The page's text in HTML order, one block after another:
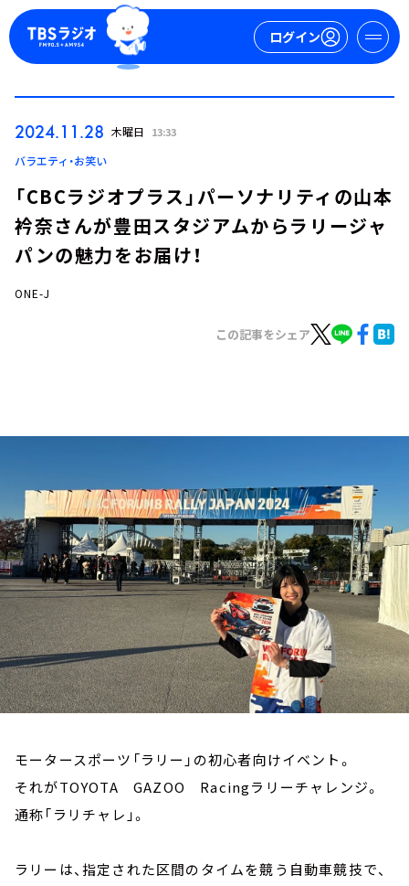
ログイン
ログイン
イベント・グッズ
会社情報
2024.11.28 木曜日 13:33
バラエティ・お笑い
「CBCラジオプラス」パーソナリティの山本
衿奈さんが豊田スタジアムからラリージャ
パンの魅力をお届け！
ONE-J
この記事をシェア
モータースポーツ「ラリー」の初心者向けイベント。
それがTOYOTA GAZOO Racingラリーチャレンジ。
通称「ラリチャレ」。
ラリーは、指定された区間のタイムを競う自動車競技で、